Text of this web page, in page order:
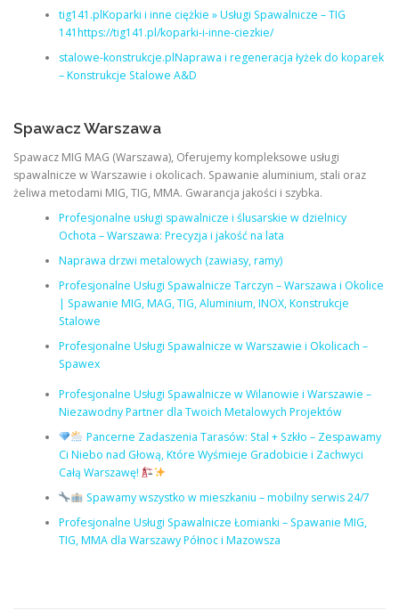
tig141.plKoparki i inne ciężkie » Usługi Spawalnicze – TIG
141https://tig141.pl/koparki-i-inne-ciezkie/
stalowe-konstrukcje.plNaprawa i regeneracja łyżek do koparek
– Konstrukcje Stalowe A&D
Spawacz Warszawa
Spawacz MIG MAG (Warszawa), Oferujemy kompleksowe usługi
spawalnicze w Warszawie i okolicach. Spawanie aluminium, stali oraz
żeliwa metodami MIG, TIG, MMA. Gwarancja jakości i szybka.
Profesjonalne usługi spawalnicze i ślusarskie w dzielnicy
Ochota – Warszawa: Precyzja i jakość na lata
Naprawa drzwi metalowych (zawiasy, ramy)
Profesjonalne Usługi Spawalnicze Tarczyn – Warszawa i Okolice
| Spawanie MIG, MAG, TIG, Aluminium, INOX, Konstrukcje
Stalowe
Profesjonalne Usługi Spawalnicze w Warszawie i Okolicach –
Spawex
Profesjonalne Usługi Spawalnicze w Wilanowie i Warszawie –
Niezawodny Partner dla Twoich Metalowych Projektów
Pancerne Zadaszenia Tarasów: Stal + Szkło – Zespawamy
Ci Niebo nad Głową, Które Wyśmieje Gradobicie i Zachwyci
Całą Warszawę!
Spawamy wszystko w mieszkaniu – mobilny serwis 24/7
Profesjonalne Usługi Spawalnicze Łomianki – Spawanie MIG,
TIG, MMA dla Warszawy Północ i Mazowsza